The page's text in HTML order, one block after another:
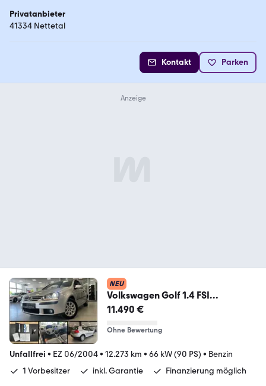
Privatanbieter
41334 Nettetal
Kontakt Parken
NEU
Volkswagen Golf 1.4 FSI
Comfortline|1HD|12.273km|Raritä
11.490 €
Ohne Bewertung
Unfallfrei • EZ 06/2004• 12.273 km • 66 kW (90 PS) • Benzin
1 Vorbesitzer
inkl. Garantie Finanzierung möglich